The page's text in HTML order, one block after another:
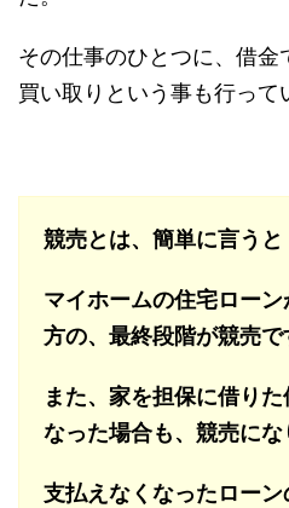
その仕事のひとつに、借
買い取りという事も行って
競売とは、簡単に言うと
マイホームの住宅ロー
方の、最終段階が競売で
また、家を担保に借り
なった場合も、競売にな
支払えなくなったロー